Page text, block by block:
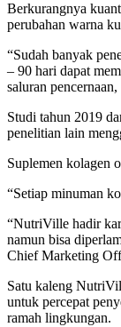
Berkurangnya
perubahan warna
“Sudah banyak
– 90 hari dapat
saluran
Studi tahun 2019
penelitian lain
Suplemen kolagen
“Setiap minuman
“NutriVille hadir
namun bisa
Chief Marketing
Satu kaleng
untuk percepat
ramah lingkungan.